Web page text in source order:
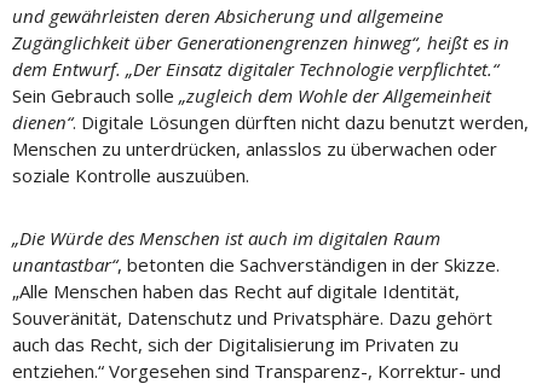
und gewährleisten deren Absicherung und allgemeine
Zugänglichkeit über Generationengrenzen hinweg“, heißt es in
dem Entwurf. „Der Einsatz digitaler Technologie verpflichtet.“
Sein Gebrauch solle „zugleich dem Wohle der Allgemeinheit
dienen“. Digitale Lösungen dürften nicht dazu benutzt werden,
Menschen zu unterdrücken, anlasslos zu überwachen oder
soziale Kontrolle auszuüben.
„Die Würde des Menschen ist auch im digitalen Raum
unantastbar“, betonten die Sachverständigen in der Skizze.
„Alle Menschen haben das Recht auf digitale Identität,
Souveränität, Datenschutz und Privatsphäre. Dazu gehört
auch das Recht, sich der Digitalisierung im Privaten zu
entziehen.“ Vorgesehen sind Transparenz-, Korrektur- und